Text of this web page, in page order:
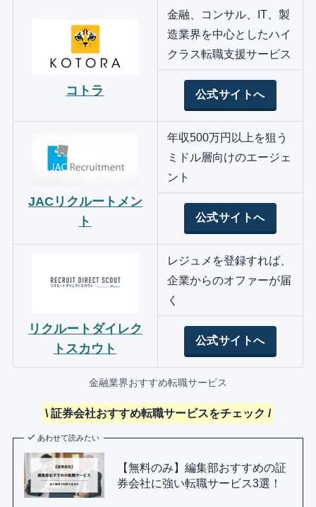
コトラ
金融、コンサル、IT、製
造業界を中心としたハイ
クラス転職支援サービス
公式サイトへ
JACリクルートメン
ト
年収500万円以上を狙う
ミドル層向けのエージェ
ント
公式サイトへ
リクルートダイレク
トスカウト
レジュメを登録すれば、
企業からのオファーが届
く
公式サイトへ
金融業界おすすめ転職サービス
\ 証券会社おすすめ転職サービスをチェック /
あわせて読みたい
【無料のみ】編集部おすすめの証
券会社に強い転職サービス3選！